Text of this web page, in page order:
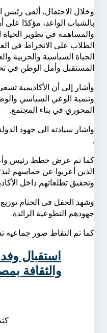
وخلال الاحتفال، ألقى رئيس
بالشباب الواعد، مؤكدًا على
والمساهمة في تطوير
الطلاب على الانخراط في
الحياة السياسية والحزبية
المستقبل وأمل الوطن في
وأشار إلى أن الأكاديمية
وتنمية الوعي السياسي
المحوري في بناء المجتمع.
واشار سيادته الى جهود
.
كما تم عرض خطط رئيس
الذين أعربوا عن حماسهم
وتحقيق تطلعاتهم داخل
وشهد الحفل فى الختام
جهودهم التطوعية الرائدة.
كما تم التقاط صور جماعيه
استقبال
والثقافة